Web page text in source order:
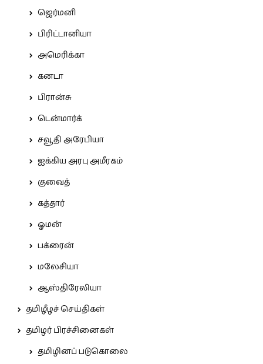
ஜெர்மனி
பிரிட்டானியா
அமெரிக்கா
கனடா
பிரான்சு
டென்மார்க்
சவூதி அரேபியா
ஐக்கிய அரபு அமீரகம்
குவைத்
கத்தார்
ஓமன்
பக்ரைன்
மலேசியா
ஆஸ்திரேலியா
தமிழீழச் செய்திகள்
தமிழர் பிரச்சினைகள்
தமிழினப் படுகொலை